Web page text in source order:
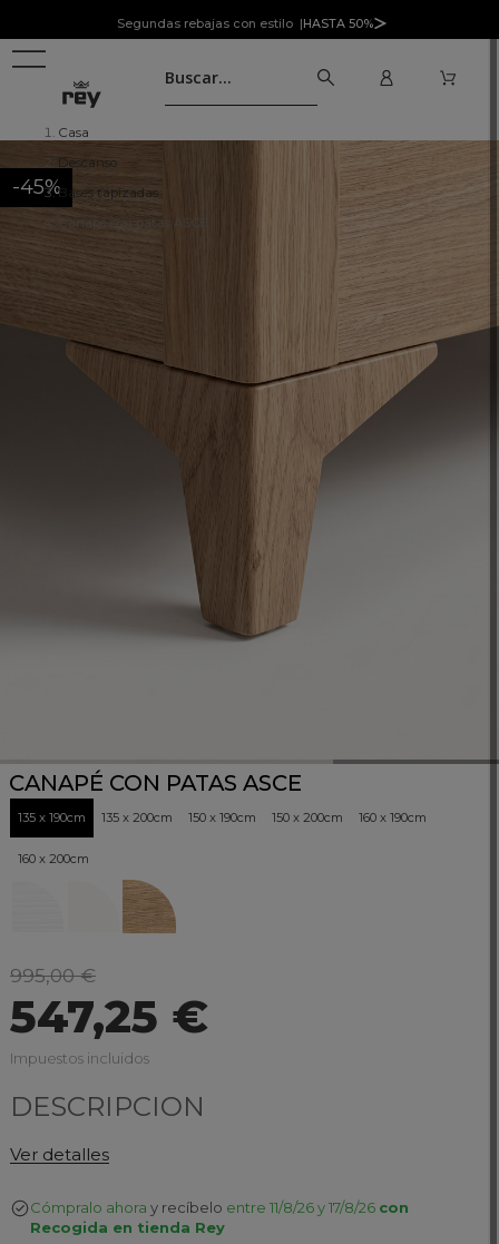
Segundas rebajas con estilo |HASTA 50%
Casa
Descanso
Bases tapizadas
Canapé con patas ASCE
-45%
CANAPÉ CON PATAS ASCE
135 x 190cm 135 x 200cm 150 x 190cm 150 x 200cm 160 x 190cm
160 x 200cm
995,00 €
547,25 €
Impuestos incluidos
DESCRIPCION
Canapé de madera con apertura frontal, asa y patas
altas. Sus esquinas curvas y elegante diseño harán
Medidas: para colchón de 135 , 150 y 160cm.
Ver detalles
Cómpralo ahora y recíbelo entre 11/8/26 y 17/8/26 con
Recogida en tienda Rey